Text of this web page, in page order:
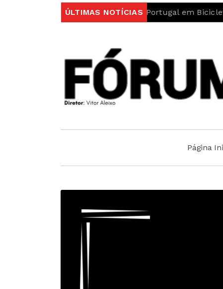
ÚLTIMAS NOTÍCIAS
protagonismo na Volta a Portugal em Bicicleta UBI
Página